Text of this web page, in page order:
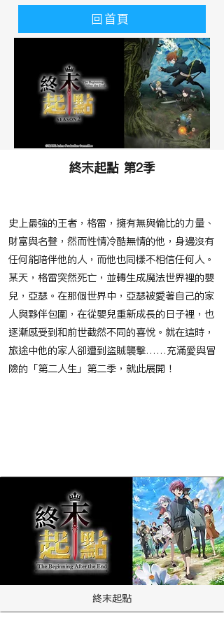
回首頁
終末起點 第2季
史上最強的王者，格雷，擁有無與倫比的力量、
財富與名聲，然而性情冷酷無情的他，身邊沒有
任何能陪伴他的人，而他也同樣不相信任何人。
某天，格雷突然死亡，並轉生成魔法世界裡的嬰
兒，亞瑟。在那個世界中，亞瑟被愛著自己的家
人與夥伴包圍，在從嬰兒重新成長的日子裡，也
逐漸感受到和前世截然不同的喜悅。就在這時，
旅途中他的家人卻遭到盜賊襲擊……充滿愛與冒
險的「第二人生」第二季，就此展開！
終末起點